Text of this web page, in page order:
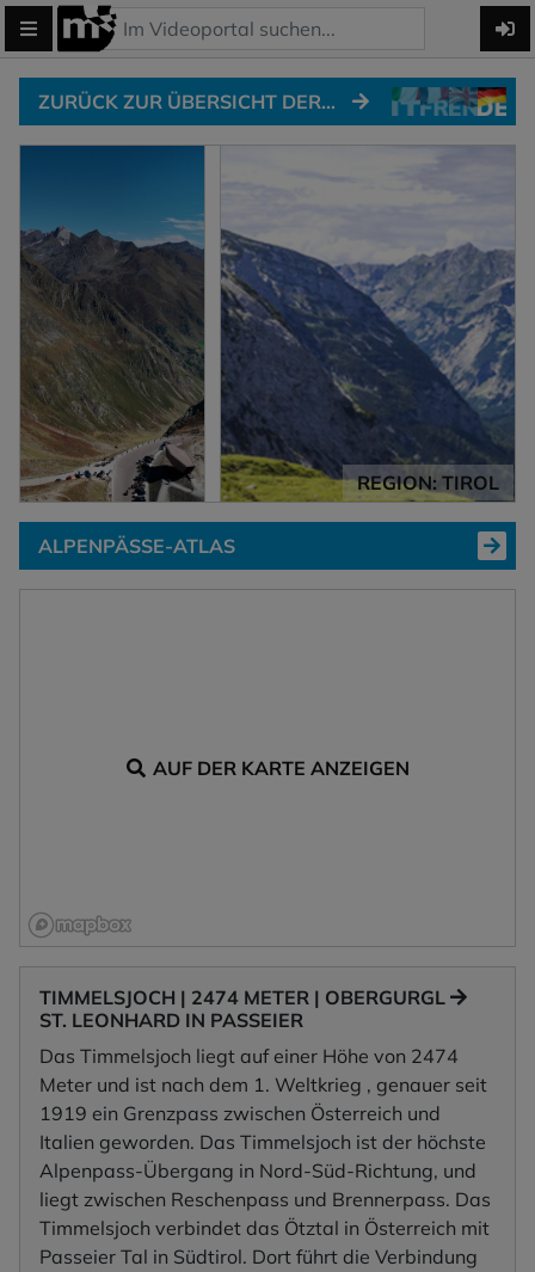
ZURÜCK ZUR ÜBERSICHT DER ALPENPÄSSE
REGION: TIROL
ALPENPÄSSE-ATLAS
AUF DER KARTE ANZEIGEN
TIMMELSJOCH | 2474 METER | OBERGURGL
ST. LEONHARD IN PASSEIER
Das Timmelsjoch liegt auf einer Höhe von 2474
Meter und ist nach dem 1. Weltkrieg , genauer seit
1919 ein Grenzpass zwischen Österreich und
Italien geworden. Das Timmelsjoch ist der höchste
Alpenpass-Übergang in Nord-Süd-Richtung, und
liegt zwischen Reschenpass und Brennerpass. Das
Timmelsjoch verbindet das Ötztal in Österreich mit
Passeier Tal in Südtirol. Dort führt die Verbindung